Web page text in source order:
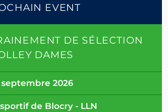
EVENT
DE SÉLECTION
DAMES
septembre 2026
de Blocry - LLN